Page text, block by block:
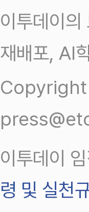
이투데이
재배포, AI
이투데이
령 및 실천